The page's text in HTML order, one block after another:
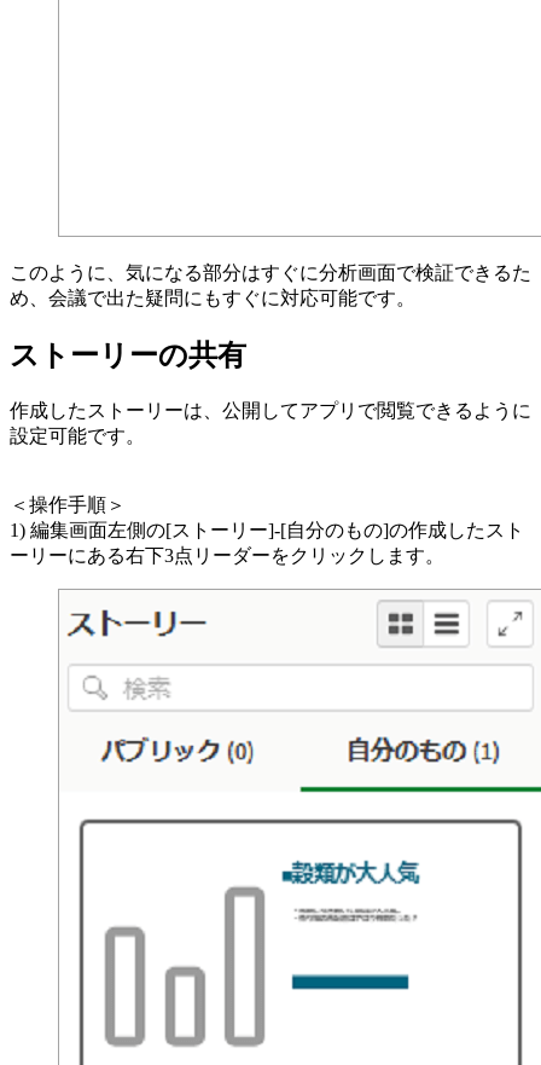
このように、気になる部分はすぐに分析画面で検証できるた
め、会議で出た疑問にもすぐに対応可能です。
ストーリーの共有
作成したストーリーは、公開してアプリで閲覧できるように
設定可能です。
＜操作手順＞
1) 編集画面左側の[ストーリー]-[自分のもの]の作成したスト
ーリーにある右下3点リーダーをクリックします。